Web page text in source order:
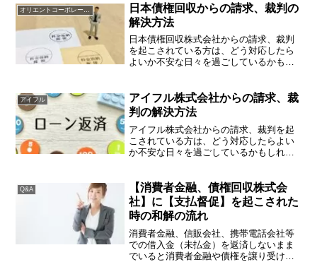
す。ティー・オー・エム株式会社（本
店：札幌市中央区南１条西６丁...
オリエントコーポレーション
日本債権回収からの請求、裁判の
解決方法
日本債権回収株式会社からの請求、裁判
を起こされている方は、どう対応したら
よいか不安な日々を過ごしているかもし
日本債権回収株式会社とは？日本債権回
収株式会社は、債権管理及...
アイフル
アイフル株式会社からの請求、裁
判の解決方法
アイフル株式会社からの請求、裁判を起
こされている方は、どう対応したらよい
か不安な日々を過ごしているかもしれま
フル株式会社とは？アイフル株式会社
は、アコム（三菱UFJフィ...
Q&A
【消費者金融、債権回収株式会
社】に【支払督促】を起こされた
時の和解の流れ
消費者金融、信販会社、携帯電話会社等
での借入金（未払金）を返済しないまま
でいると消費者金融や債権を譲り受けた